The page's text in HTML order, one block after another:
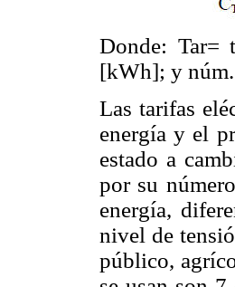
Donde: Tar=
[kWh]; y núm.
Las tarifas
energía y el
estado a
por su
energía,
nivel de
público,